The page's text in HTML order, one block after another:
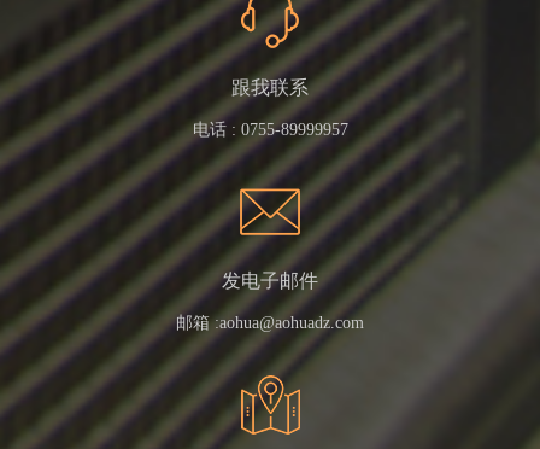
跟我联系
电话 : 0755-89999957
发电子邮件
邮箱 :aohua@aohuadz.com